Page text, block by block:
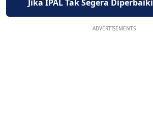
Jika IPAL Tak Segera Diperbaiki
ADVERTISEMENTS